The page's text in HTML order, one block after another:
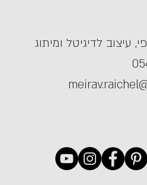
עיצוב לדיגיטל ומיתוג